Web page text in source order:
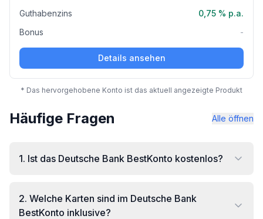
Guthabenzins
0,75 % p.a.
Bonus
-
Details ansehen
* Das hervorgehobene Konto ist das aktuell angezeigte Produkt
Häufige Fragen Alle öffnen
1. Ist das Deutsche Bank BestKonto kostenlos?
2. Welche Karten sind im Deutsche Bank
BestKonto inklusive?